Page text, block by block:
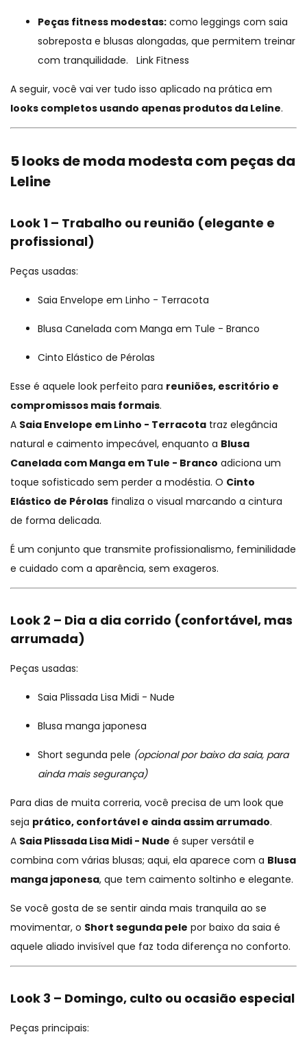
Peças fitness modestas: como leggings com saia
sobreposta e blusas alongadas, que permitem treinar
com tranquilidade.
Link Fitness
A seguir, você vai ver tudo isso aplicado na prática em
looks completos usando apenas produtos da Leline.
5 looks de moda modesta com peças da
Leline
Look 1 – Trabalho ou reunião (elegante e
profissional)
Peças usadas:
Saia Envelope em Linho - Terracota
Blusa Canelada com Manga em Tule - Branco
Cinto Elástico de Pérolas
Esse é aquele look perfeito para reuniões, escritório e
compromissos mais formais.
A Saia Envelope em Linho - Terracota traz elegância
natural e caimento impecável, enquanto a Blusa
Canelada com Manga em Tule - Branco adiciona um
toque sofisticado sem perder a modéstia. O Cinto
Elástico de Pérolas finaliza o visual marcando a cintura
de forma delicada.
É um conjunto que transmite profissionalismo, feminilidade
e cuidado com a aparência, sem exageros.
Look 2 – Dia a dia corrido (confortável, mas
arrumada)
Peças usadas:
Saia Plissada Lisa Midi - Nude
Blusa manga japonesa
Short segunda pele (opcional por baixo da saia, para
ainda mais segurança)
Para dias de muita correria, você precisa de um look que
seja prático, confortável e ainda assim arrumado.
A Saia Plissada Lisa Midi - Nude é super versátil e
combina com várias blusas; aqui, ela aparece com a Blusa
manga japonesa, que tem caimento soltinho e elegante.
Se você gosta de se sentir ainda mais tranquila ao se
movimentar, o Short segunda pele por baixo da saia é
aquele aliado invisível que faz toda diferença no conforto.
Look 3 – Domingo, culto ou ocasião especial
Peças principais: